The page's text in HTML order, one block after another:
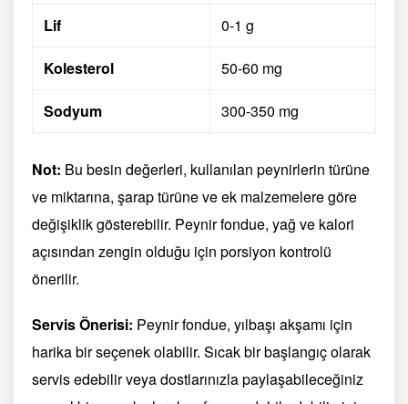
Lif 0-1 g
Kolesterol 50-60 mg
Sodyum 300-350 mg
Not: Bu besin değerleri, kullanılan peynirlerin türüne
ve miktarına, şarap türüne ve ek malzemelere göre
değişiklik gösterebilir. Peynir fondue, yağ ve kalori
açısından zengin olduğu için porsiyon kontrolü
önerilir.
Servis Önerisi: Peynir fondue, yılbaşı akşamı için
harika bir seçenek olabilir. Sıcak bir başlangıç olarak
servis edebilir veya dostlarınızla paylaşabileceğiniz